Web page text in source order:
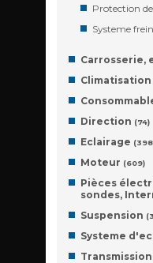
Protection
Systeme
Carrosserie,
Direction (74)
Eclairage
Moteur (609)
Pièces
sondes,
Suspension
Systeme
Transmission